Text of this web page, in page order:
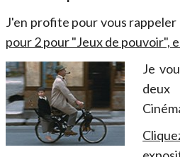
J'en profite pour vous
pour 2 pour "Jeux de pouvoir",
Je